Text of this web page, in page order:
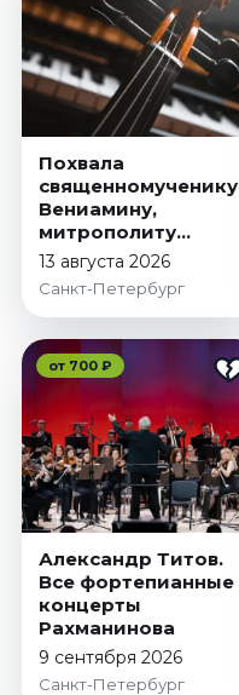
Декабрь 2026
Январь 2027
Стендап
Август 2026
Сентябрь 2026
Октябрь 2026
Ноябрь 2026
Декабрь 2026
Выставки
Август 2026
Декабрь 2026
Январь 2027
Экскурсии
Август 2026
Сентябрь 2026
Октябрь 2026
Ноябрь 2026
Декабрь 2026
Спорт
Похвала
священномученику
Вениамину,
митрополиту
Петроградскому
13 августа 2026
Санкт-Петербург
от 700 ₽
Александр Титов.
Все фортепианные
концерты
Рахманинова
9 сентября 2026
Санкт-Петербург